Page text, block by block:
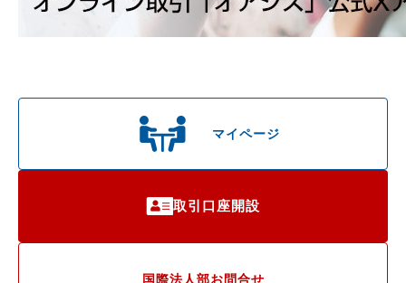
マイページ
取引口座開設
国際法人部お問合せ